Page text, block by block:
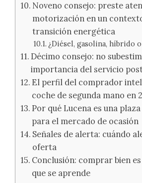
Noveno consejo: preste
motorización en un
transición energética
¿Diésel, gasolina, híbrido
Décimo consejo: no
importancia del servicio
El perfil del comprador
coche de segunda mano en
Por qué Lucena es una
para el mercado de ocasión
Señales de alerta: cuándo
oferta
Conclusión: comprar bien
que se aprende